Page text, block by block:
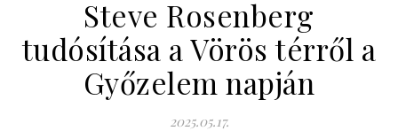
Steve Rosenberg
tudósítása a Vörös térről a
Győzelem napján
2025.05.17.